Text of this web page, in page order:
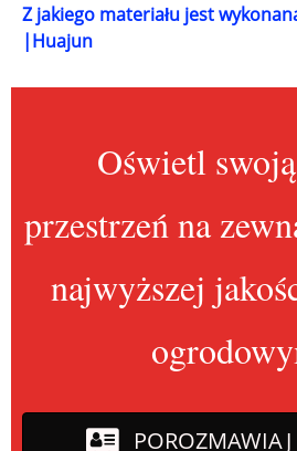
Z jakiego materiału jest
|Huajun
Oświetl
przestrzeń na
najwyższej